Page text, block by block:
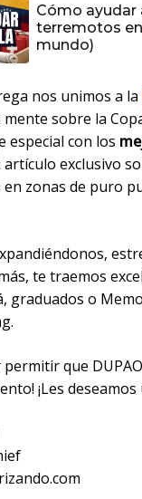
Cómo ayudar
terremotos
mundo)
nos unimos a la
mente sobre la
especial con los
exclusivo
zonas de puro
te traemos
graduados o
permitir que
¡Les